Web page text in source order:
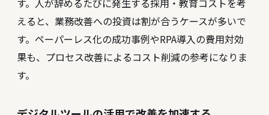
す。人が辞めるたびに発生する採用・教育コストを考
えると、業務改善への投資は割が合うケースが多いで
す。 ペーパーレス化の成功事例やRPA導入の費用対効
果も、プロセス改善によるコスト削減の参考になりま
す。